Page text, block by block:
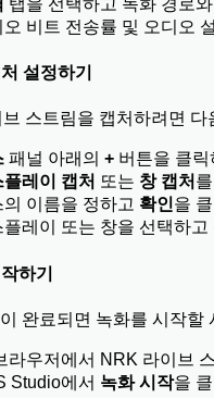
오 비트 전송률 및 오디오
설정하기
스트림을 캡처하려면 다
패널 아래의 +버튼을 클릭
플레이 캡처 또는 창 캡처
의 이름을 정하고 확인을
플레이 또는 창을 선택하고
하기
완료되면 녹화를 시작할
라우저에서 NRK 라이브
Studio에서 녹화 시작을